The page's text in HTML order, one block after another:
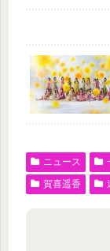
ニュース
賀喜遥香